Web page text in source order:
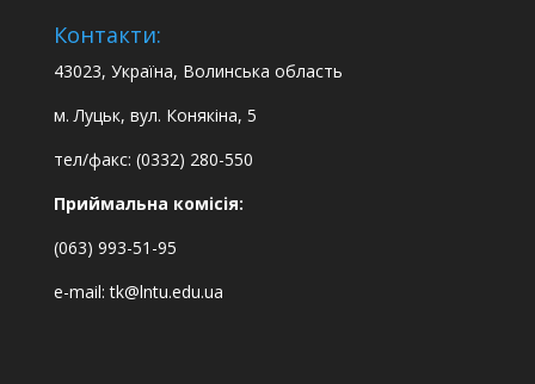
Контакти:
43023, Україна, Волинська область
м. Луцьк, вул. Конякіна, 5
тел/факс: (0332) 280-550
Приймальна комісія:
(063) 993-51-95
e-mail:tk@lntu.edu.ua